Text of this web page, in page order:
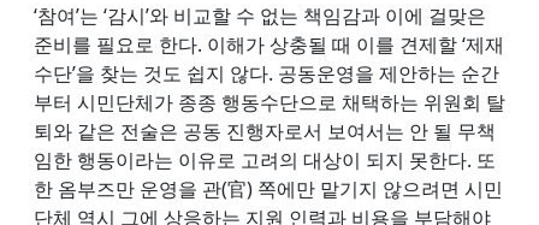
‘참여’는 ‘감시’와 비교할 수 없는 책임감과 이에 걸맞은
준비를 필요로 한다. 이해가 상충될 때 이를 견제할 ‘제재
수단’을 찾는 것도 쉽지 않다. 공동운영을 제안하는 순간
부터 시민단체가 종종 행동수단으로 채택하는 위원회 탈
퇴와 같은 전술은 공동 진행자로서 보여서는 안 될 무책
임한 행동이라는 이유로 고려의 대상이 되지 못한다. 또
한 옴부즈만 운영을 관(官) 쪽에만 맡기지 않으려면 시민
단체 역시 그에 상응하는 지원 인력과 비용을 부담해야